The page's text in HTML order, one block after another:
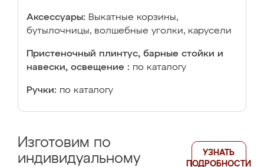
Аксессуары: Выкатные корзины,
бутылочницы, волшебные уголки, карусели
Пристеночный плинтус, барные стойки и
навески, освещение : по каталогу
Ручки: по каталогу
Изготовим по
индивидуальному
УЗНАТЬ
ПОДРОБНОСТИ